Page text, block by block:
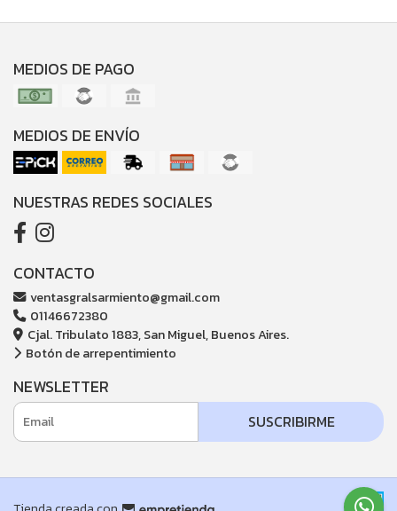
MEDIOS DE PAGO
MEDIOS DE ENVÍO
NUESTRAS REDES SOCIALES
CONTACTO
ventasgralsarmiento@gmail.com
01146672380
Cjal. Tribulato 1883, San Miguel, Buenos Aires.
Botón de arrepentimiento
NEWSLETTER
SUSCRIBIRME